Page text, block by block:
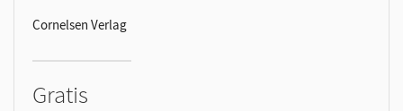
Cornelsen Verlag
Gratis